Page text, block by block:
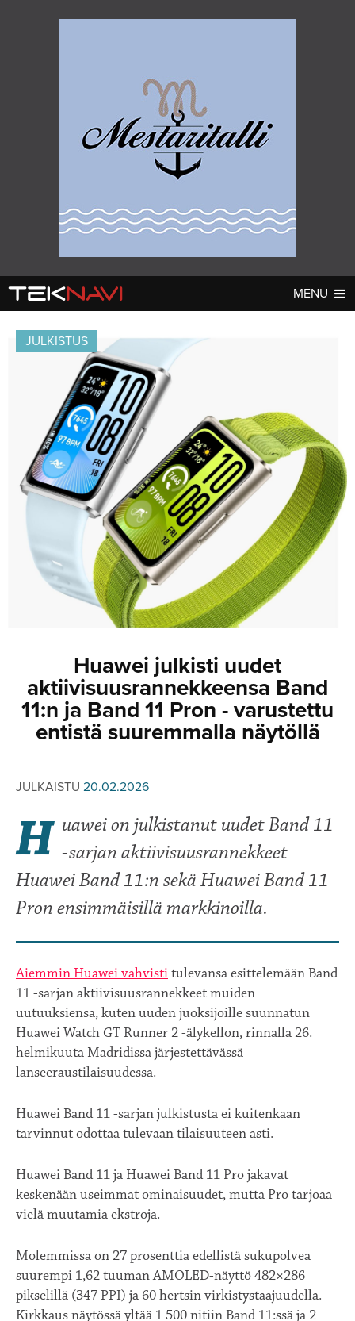
MENU
AUTOT▼
UUTISET
JULKISTUKSET
KOMMENTTI
KOMMENTTI
VIDEOT
KILPAILUT
VIDEOT
TV-OHJELMA
HAKU
Hae
JULKISTUS
Huawei julkisti uudet
aktiivisuusrannekkeensa Band
11:n ja Band 11 Pron - varustettu
entistä suuremmalla näytöllä
JULKAISTU 20.02.2026
H uawei on julkistanut uudet Band 11
-sarjan aktiivisuusrannekkeet
Huawei Band 11:n sekä Huawei Band 11
Pron ensimmäisillä markkinoilla.
Aiemmin Huawei vahvistitulevansa esittelemään Band
11 -sarjan aktiivisuusrannekkeet muiden
uutuuksiensa, kuten uuden juoksijoille suunnatun
Huawei Watch GT Runner 2 -älykellon, rinnalla 26.
helmikuuta Madridissa järjestettävässä
lanseeraustilaisuudessa.
Huawei Band 11 -sarjan julkistusta ei kuitenkaan
tarvinnut odottaa tulevaan tilaisuuteen asti.
Huawei Band 11 ja Huawei Band 11 Pro jakavat
keskenään useimmat ominaisuudet, mutta Pro tarjoaa
vielä muutamia ekstroja.
Molemmissa on 27 prosenttia edellistä sukupolvea
suurempi 1,62 tuuman AMOLED-näyttö 482×286
pikselillä (347 PPI) ja 60 hertsin virkistystaajuudella.
Kirkkaus näytössä yltää 1 500 nitiin Band 11:ssä ja 2